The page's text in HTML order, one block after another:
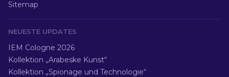
Sitemap
NEUESTE UPDATES
IEM Cologne 2026
Kollektion „Arabeske Kunst“
Kollektion „Spionage und Technologie“